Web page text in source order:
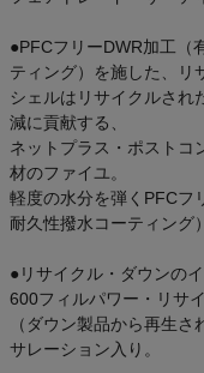
●PFCフリーDWR加工（
ティング）を施した、リ
シェルはリサイクルされ
減に貢献する、
ネットプラス・ポストコ
材のファイユ。
軽度の水分を弾くPFCフ
耐久性撥水コーティング
●リサイクル・ダウンの
600フィルパワー・リサ
（ダウン製品から再生
サレーション入り。